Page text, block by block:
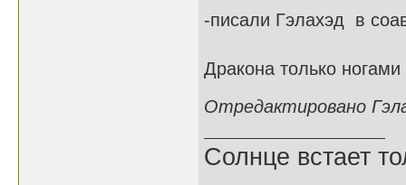
-писали Гэлахэд в
Дракона только
Отредактировано
Солнце встает